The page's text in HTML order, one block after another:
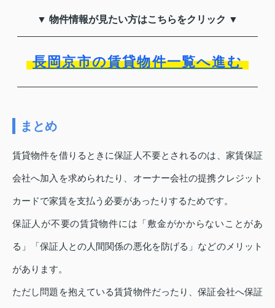
▼ 物件情報が見たい方はこちらをクリック ▼
長岡京市の賃貸物件一覧へ進む
まとめ
賃貸物件を借りるときに保証人不要とされるのは、家賃保証
会社へ加入を求められたり、オーナー会社の提携クレジット
カードで家賃を支払う必要があったりするためです。
保証人が不要の賃貸物件には「敷金がかからないことがあ
る」「保証人との人間関係の悪化を防げる」などのメリット
があります。
ただし問題を抱えている賃貸物件だったり、保証会社へ保証